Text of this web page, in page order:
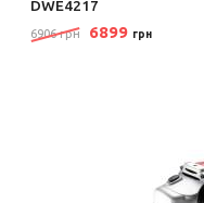
DWE4217
6906 грн 6899 грн